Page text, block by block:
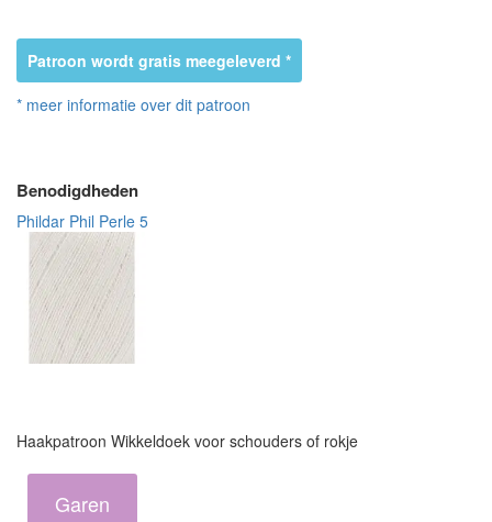
Patroon wordt gratis meegeleverd *
* meer informatie over dit patroon
Benodigdheden
Phildar Phil Perle 5
Haakpatroon Wikkeldoek voor schouders of rokje
Garen